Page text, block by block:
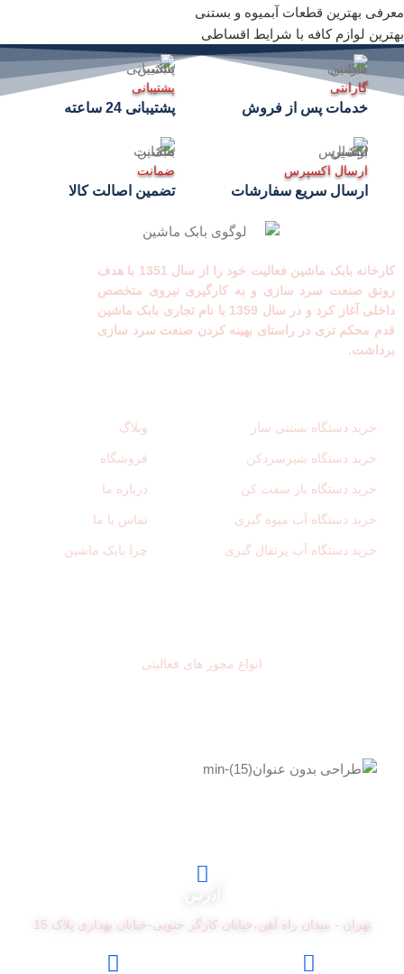
معرفی بهترین قطعات آبمیوه و بستنی
بهترین لوازم کافه با شرایط اقساطی
گارانتی
خدمات پس از فروش
پشتیبانی
پشتیبانی 24 ساعته
ارسال اکسپرس
ارسال سریع سفارشات
ضمانت
تضمین اصالت کالا
کارخانه بابک ماشین فعالیت خود را از سال 1351 با هدف
رونق صنعت سرد سازی و به کارگیری نیروی متخصص
داخلی آغاز کرد و در سال 1359 با نام تجاری بابک ماشین
قدم محکم تری در راستای بهینه کردن صنعت سرد سازی
برداشت.
خرید دستگاه بستنی ساز
خرید دستگاه شیرسردکن
خرید دستگاه بار سفت کن
خرید دستگاه آب میوه گیری
خرید دستگاه آب پرتقال گیری
وبلاگ
فروشگاه
درباره ما
تماس با ما
چرا بابک ماشین
انواع مجوز های فعالیتی
تهران - میدان راه آهن،خیابان کارگر جنوبی-خیابان بهداری پلاک 15